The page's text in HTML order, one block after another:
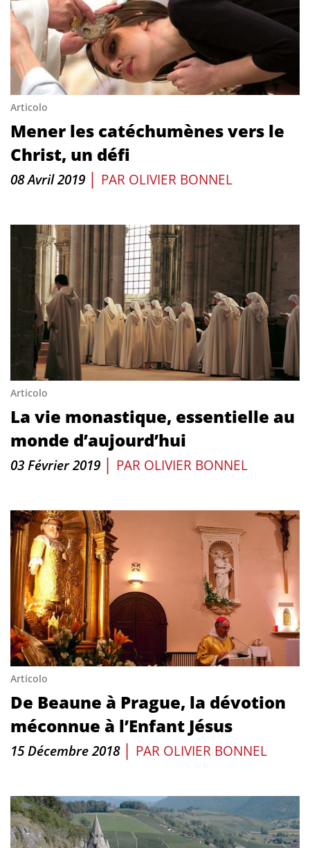
Articolo
Mener les catéchumènes vers le
Christ, un défi
08 Avril 2019 | PAR OLIVIER BONNEL
Articolo
La vie monastique, essentielle au
monde d’aujourd’hui
03 Février 2019 | PAR OLIVIER BONNEL
Articolo
De Beaune à Prague, la dévotion
méconnue à l’Enfant Jésus
15 Décembre 2018 | PAR OLIVIER BONNEL